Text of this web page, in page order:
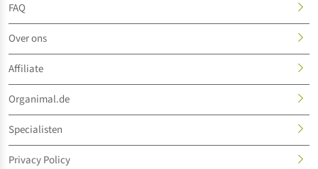
FAQ
Over ons
Affiliate
Organimal.de
Specialisten
Privacy Policy